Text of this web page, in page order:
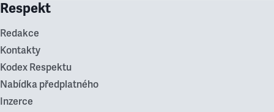
Respekt
Redakce
Kontakty
Kodex Respektu
Nabídka předplatného
Inzerce